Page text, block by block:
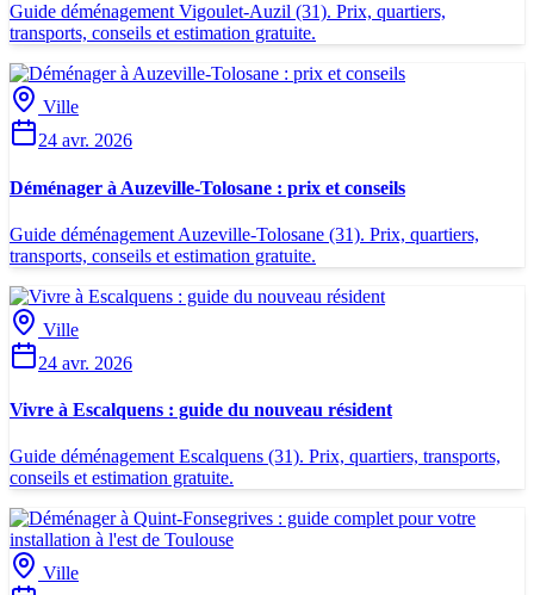
Guide déménagement Vigoulet-Auzil (31). Prix, quartiers,
transports, conseils et estimation gratuite.
Ville
24 avr. 2026
Déménager à Auzeville-Tolosane : prix et conseils
Guide déménagement Auzeville-Tolosane (31). Prix, quartiers,
transports, conseils et estimation gratuite.
Ville
24 avr. 2026
Vivre à Escalquens : guide du nouveau résident
Guide déménagement Escalquens (31). Prix, quartiers, transports,
conseils et estimation gratuite.
Ville